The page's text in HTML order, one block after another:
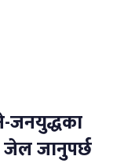
जनयुद्धका
जेल जानुपर्छ